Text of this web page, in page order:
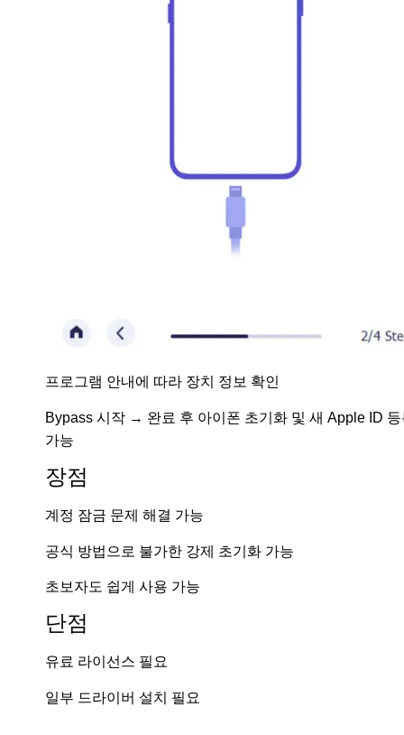
프로그램 안내에 따라 장치 정보 확인
Bypass 시작 → 완료 후 아이폰 초기화 및 새 Apple ID 등
가능
장점
계정 잠금 문제 해결 가능
공식 방법으로 불가한 강제 초기화 가능
초보자도 쉽게 사용 가능
단점
유료 라이선스 필요
일부 드라이버 설치 필요